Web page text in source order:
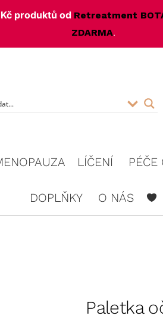
produktů od Retreatment
ZDARMA.
LÍČENÍ PÉČE
DOPLŇKY O NÁS
Paletka